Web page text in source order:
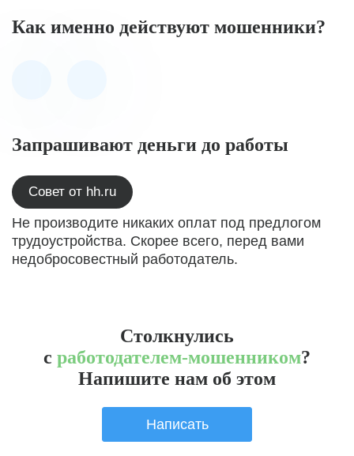
Как именно действуют мошенники?
Запрашивают деньги до работы
Совет от hh.ru
Не производите никаких оплат под предлогом
трудоустройства. Скорее всего, перед вами
недобросовестный работодатель.
Столкнулись
с работодателем-мошенником?
Напишите нам об этом
Написать